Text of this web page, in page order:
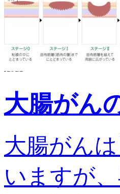
大腸がん
大腸がん
いますが